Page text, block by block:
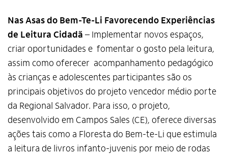
Nas Asas do Bem-Te-Li Favorecendo Experiências
de Leitura Cidadã – Implementar novos espaços,
criar oportunidades e fomentar o gosto pela leitura,
assim como oferecer acompanhamento pedagógico
às crianças e adolescentes participantes são os
principais objetivos do projeto vencedor médio porte
da Regional Salvador. Para isso, o projeto,
desenvolvido em Campos Sales (CE), oferece diversas
ações tais como a Floresta do Bem-te-Li que estimula
a leitura de livros infanto-juvenis por meio de rodas